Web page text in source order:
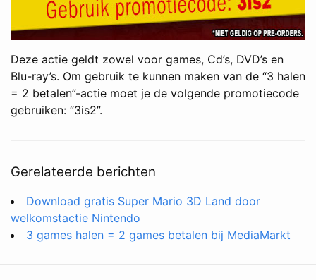
Deze actie geldt zowel voor games, Cd’s, DVD’s en
Blu-ray’s. Om gebruik te kunnen maken van de “3 halen
= 2 betalen”-actie moet je de volgende promotiecode
gebruiken: “3is2”.
Gerelateerde berichten
Download gratis Super Mario 3D Land door
welkomstactie Nintendo
3 games halen = 2 games betalen bij MediaMarkt